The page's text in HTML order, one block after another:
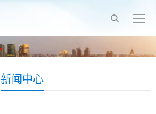
新闻中心